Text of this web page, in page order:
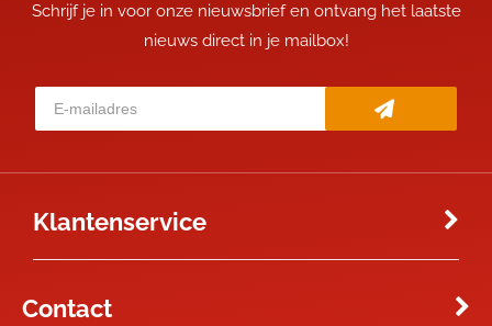
Schrijf je in voor onze nieuwsbrief en ontvang het laatste
nieuws direct in je mailbox!
Klantenservice
Contact